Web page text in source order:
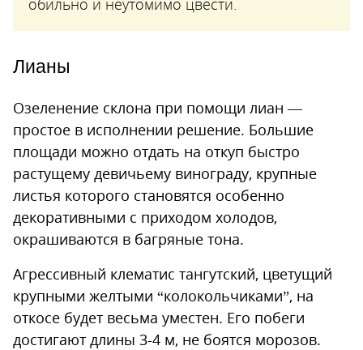
обильно и неутомимо цвести.
Лианы
Озеленение склона при помощи лиан —
простое в исполнении решение. Большие
площади можно отдать на откуп быстро
растущему девичьему винограду, крупные
листья которого становятся особенно
декоративными с приходом холодов,
окрашиваются в багряные тона.
Агрессивный клематис тангутский, цветущий
крупными желтыми “колокольчиками”, на
откосе будет весьма уместен. Его побеги
достигают длины 3-4 м, не боятся морозов.